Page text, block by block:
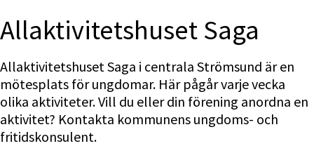
Allaktivitets­huset Saga
Allaktivitetshuset Saga i centrala Strömsund är en
mötesplats för ungdomar. Här pågår varje vecka
olika aktiviteter. Vill du eller din förening anordna en
aktivitet? Kontakta kommunens ungdoms- och
fritidskonsulent.